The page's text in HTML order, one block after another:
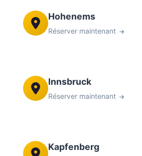
Hohenems
Réserver maintenant
Innsbruck
Réserver maintenant
Kapfenberg